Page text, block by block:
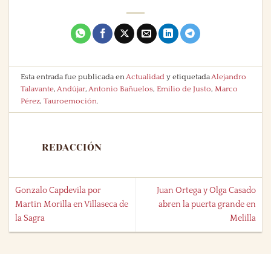
Esta entrada fue publicada enActualidad y etiquetadaAlejandro
Talavante,Andújar,Antonio Bañuelos,Emilio de Justo,Marco
Pérez,Tauroemoción.
REDACCIÓN
Gonzalo Capdevila por
Martín Morilla en Villaseca de
la Sagra
Juan Ortega y Olga Casado
abren la puerta grande en
Melilla